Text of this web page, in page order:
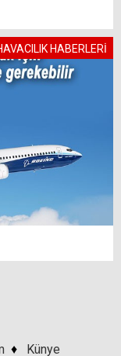
HABERLERİ
♦ Künye